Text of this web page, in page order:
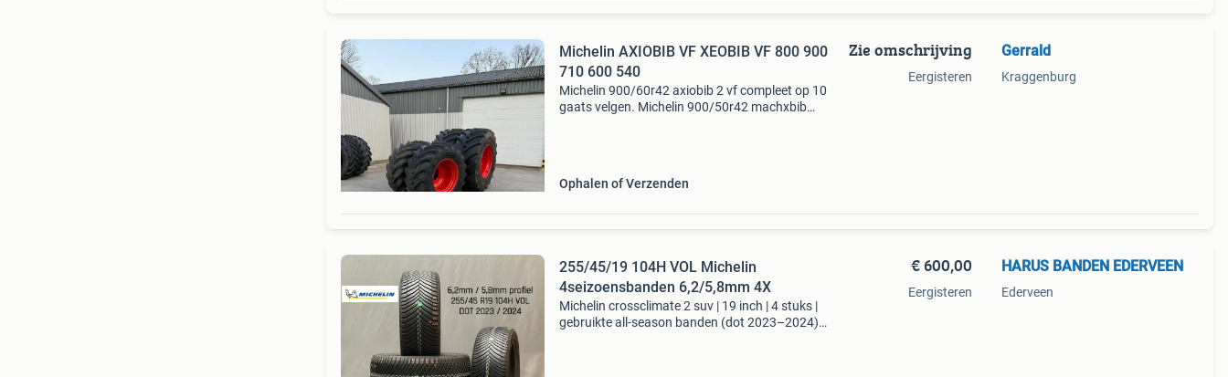
Michelin AXIOBIB VF XEOBIB VF 800 900
710 600 540
Michelin 900/60r42 axiobib 2 vf compleet op 10
gaats velgen. Michelin 900/50r42 machxbib
Ophalen of Verzenden
Zie omschrijving
Eergisteren
Gerrald
Kraggenburg
255/45/19 104H VOL Michelin
4seizoensbanden 6,2/5,8mm 4X
Michelin crossclimate 2 suv | 19 inch | 4 stuks |
gebruikte all-season banden (dot 2023–2024)
€ 600,00
Eergisteren
HARUS BANDEN EDERVEEN
Ederveen